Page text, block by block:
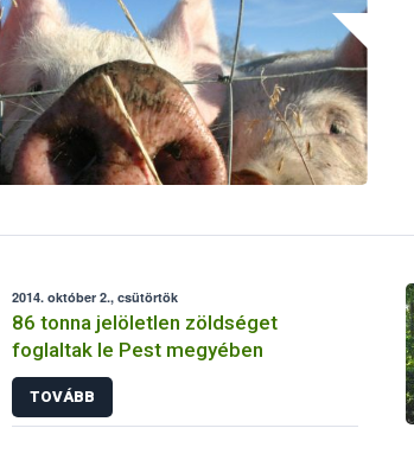
2014. október 2., csütörtök
86 tonna jelöletlen zöldséget
foglaltak le Pest megyében
TOVÁBB